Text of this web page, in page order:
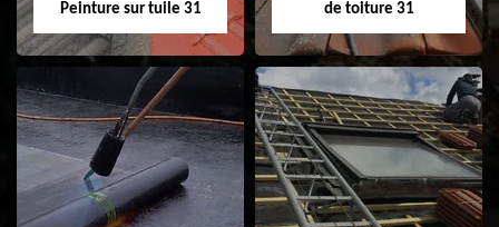
Peinture sur tuile 31
Peinture sur tuile
31
de toiture 31
Nettoyage
demoussage de